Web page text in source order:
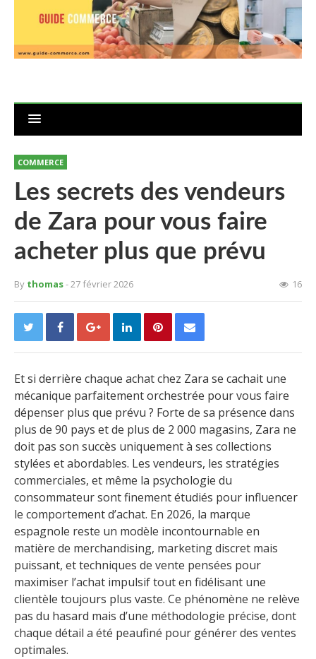
COMMERCE
Les secrets des vendeurs
de Zara pour vous faire
acheter plus que prévu
By thomas- 27 février 2026 16
Et si derrière chaque achat chez Zara se cachait une
mécanique parfaitement orchestrée pour vous faire
dépenser plus que prévu ? Forte de sa présence dans
plus de 90 pays et de plus de 2 000 magasins, Zara ne
doit pas son succès uniquement à ses collections
stylées et abordables. Les vendeurs, les stratégies
commerciales, et même la psychologie du
consommateur sont finement étudiés pour influencer
le comportement d’achat. En 2026, la marque
espagnole reste un modèle incontournable en
matière de merchandising, marketing discret mais
puissant, et techniques de vente pensées pour
maximiser l’achat impulsif tout en fidélisant une
clientèle toujours plus vaste. Ce phénomène ne relève
pas du hasard mais d’une méthodologie précise, dont
chaque détail a été peaufiné pour générer des ventes
optimales.